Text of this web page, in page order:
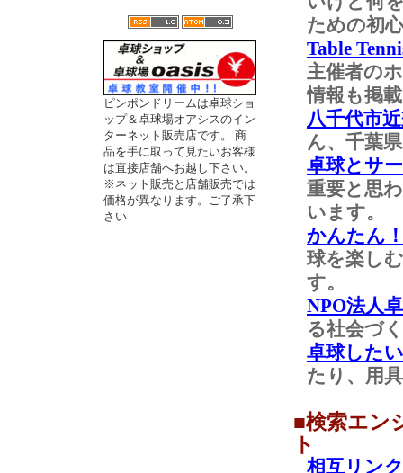
ピンポンドリームは卓球ショ
ップ＆卓球場オアシスのイン
ターネット販売店です。 商
品を手に取って見たいお客様
は直接店舗へお越し下さい。
※ネット販売と店舗販売では
価格が異なります。ご了承下
さい
ための初
Table
主催者の
情報も掲
八千代市
ん、千葉
卓球とサ
重要と思
います。
かんたん
球を楽し
す。
NPO法人
る社会づ
卓球した
たり、用
■検索エン
ト
相互リン